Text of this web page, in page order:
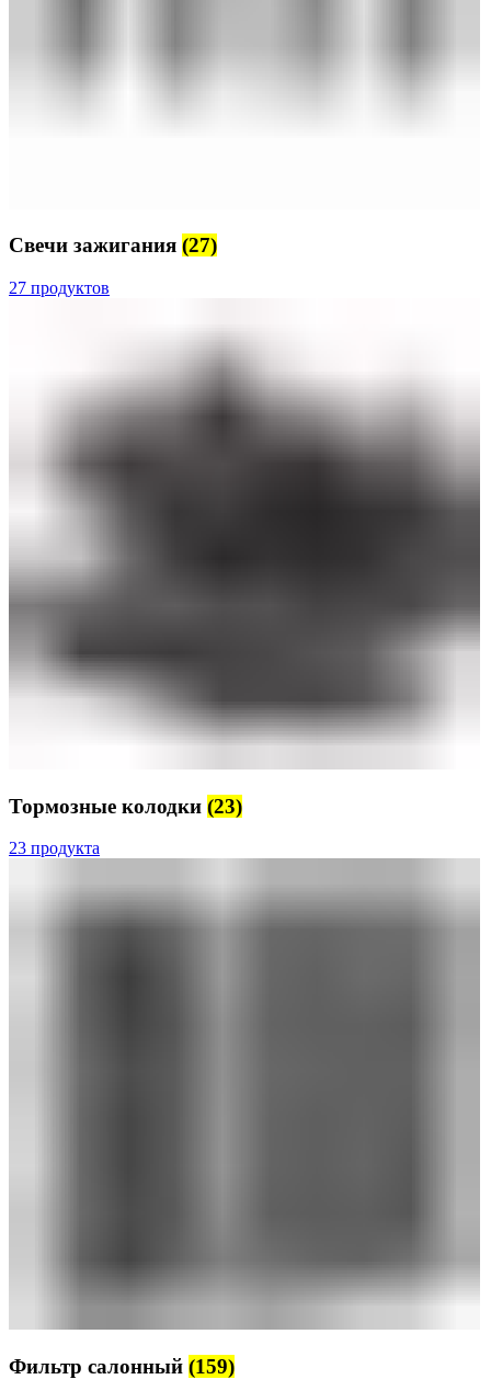
Свечи зажигания (27)
27 продуктов
Тормозные колодки (23)
23 продукта
Фильтр салонный (159)